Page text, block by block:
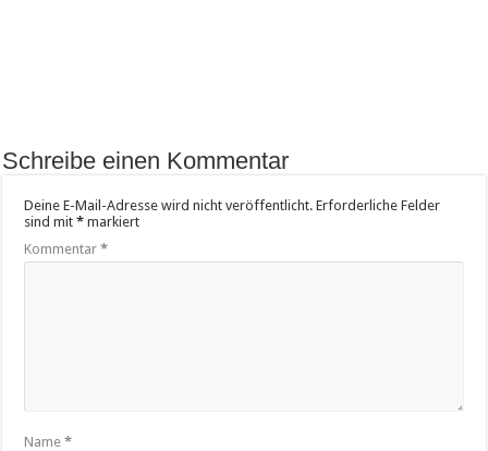
Schreibe einen Kommentar
Deine E-Mail-Adresse wird nicht veröffentlicht. Erforderliche Felder
sind mit* markiert
Kommentar*
Name*